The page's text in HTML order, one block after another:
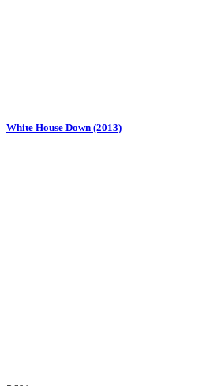
White House Down (2013)